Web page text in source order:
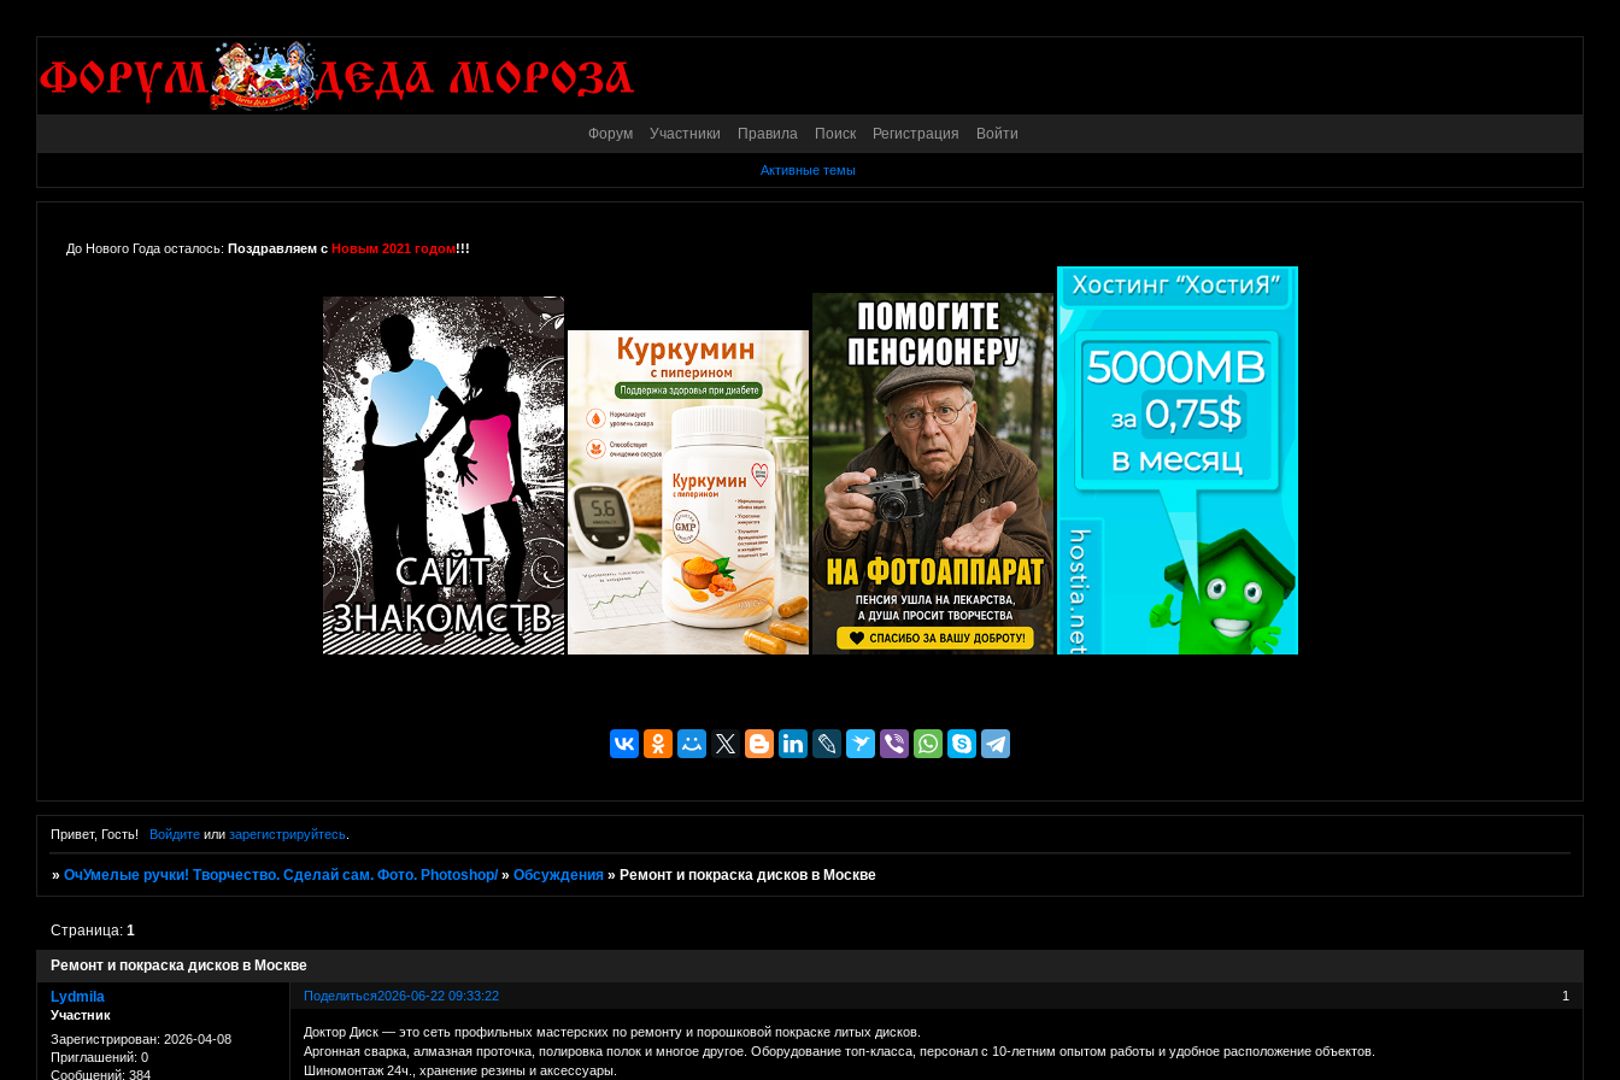
Форум Участники Правила Поиск Регистрация Войти
Активные темы
До Нового Года осталось: Поздравляем с Новым 2021 годом!!!
Привет, Гость! Войдитеили зарегистрируйтесь.
»ОчУмелые ручки! Творчество. Сделай сам. Фото. Photoshop/ »Обсуждения » Ремонт и покраска дисков в Москве
Ремонт и покраска дисков в Москве
Страница:1
Поделиться 1
2026-06-22 09:33:22
Lydmila
Участник
Зарегистрирован: 2026-04-08
Приглашений: 0
Сообщений: 384
Доктор Диск — это сеть профильных мастерских по ремонту и порошковой покраске литых дисков.
Аргонная сварка, алмазная проточка, полировка полок и многое другое. Оборудование топ-класса, персонал с 10-летним опытом работы и удобное расположение объектов.
Шиномонтаж 24ч., хранение резины и аксессуары.